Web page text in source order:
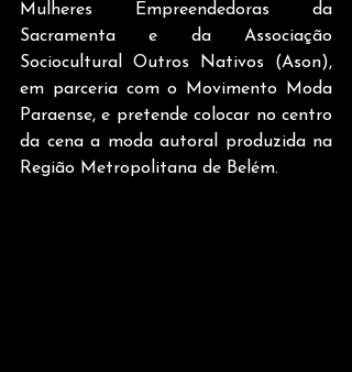
Mulheres Empreendedoras da
Sacramenta e da Associação
Sociocultural Outros Nativos (Ason),
em parceria com o Movimento Moda
Paraense, e pretende colocar no centro
da cena a moda autoral produzida na
Região Metropolitana de Belém.